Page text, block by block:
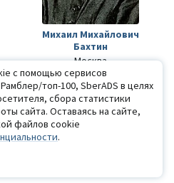
Михаил Михайлович
Бахтин
Москва
с помощью сервисов
топ-100, SberADS в целях
сбора статистики
сайта. Оставаясь на сайте,
файлов cookie
.